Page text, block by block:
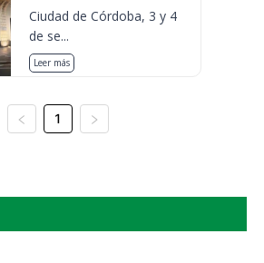
Ciudad de Córdoba, 3 y 4
de se...
Leer más
1